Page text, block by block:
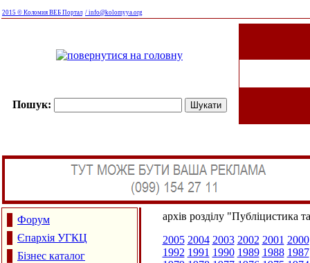
2015 © Коломия ВЕБ Портал / info@kolomyya.org
Пошук:
Форум
Єпархія УГКЦ
Бізнес каталог
архів розділу "Публіцистика
2005 2004 2003 2002 2001 2000
1992 1991 1990 1989 1988 1987